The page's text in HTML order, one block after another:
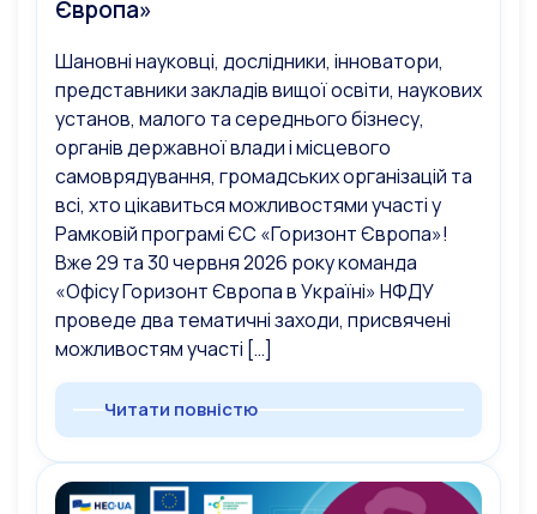
Європа»
Шановні науковці, дослідники, інноватори,
представники закладів вищої освіти, наукових
установ, малого та середнього бізнесу,
органів державної влади і місцевого
самоврядування, громадських організацій та
всі, хто цікавиться можливостями участі у
Рамковій програмі ЄС «Горизонт Європа»!
Вже 29 та 30 червня 2026 року команда
«Офісу Горизонт Європа в Україні» НФДУ
проведе два тематичні заходи, присвячені
можливостям участі […]
Читати повністю